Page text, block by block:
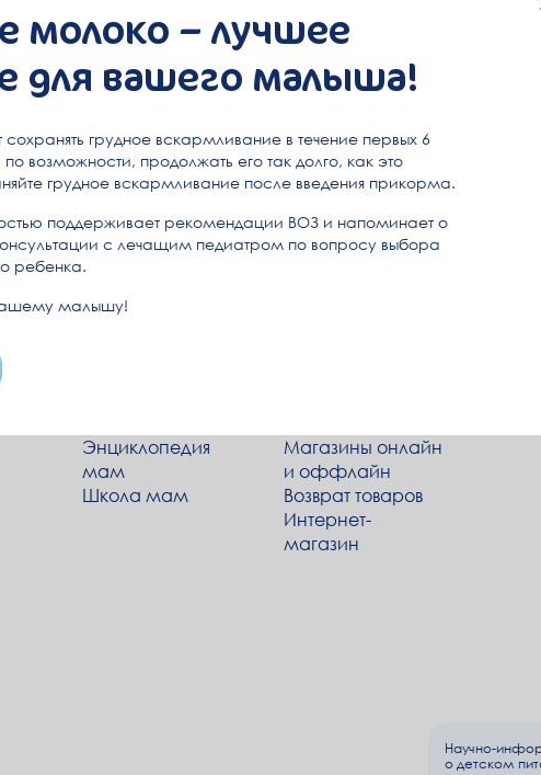
по пятницу (кроме праздничных и выходных дней) с
Минимальный заказ от 60 000тг.
на Горячую линию
(в рабочие
Энциклопедия
мам
Школа мам
Магазины онлайн
и оффлайн
Возврат товаров
Интернет-
магазин
Научно-
о детском
молоко – лучшее
для вашего малыша!
грудное вскармливание в течение первых 6
возможности, продолжать его так долго, как это
грудное вскармливание после введения прикорма.
поддерживает рекомендации ВОЗ и напоминает о
с лечащим педиатром по вопросу выбора
ребенка.
малышу!